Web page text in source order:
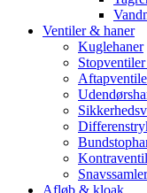
Ventiler & haner
Kuglehaner
Snavssamler
Afløb & kloak